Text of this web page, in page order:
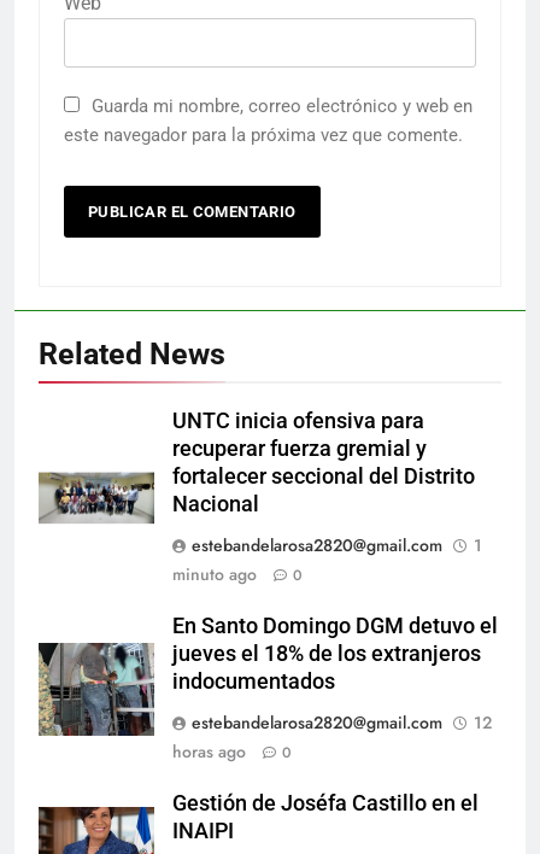
Guarda mi nombre, correo electrónico y web en
este navegador para la próxima vez que comente.
Related News
UNTC inicia ofensiva para
recuperar fuerza gremial y
fortalecer seccional del Distrito
Nacional
estebandelarosa2820@gmail.com
1
minuto ago
0
En Santo Domingo DGM detuvo el
jueves el 18% de los extranjeros
indocumentados
estebandelarosa2820@gmail.com
12
horas ago
0
Gestión de Joséfa Castillo en el
INAIPI